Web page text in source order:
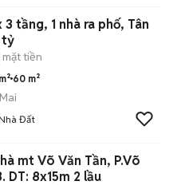
3 tầng, 1 nhà ra phố, Tân
tỷ
tiền
60 m²
Đất
mt Võ Văn Tần, P.Võ
DT: 8x15m 2 lầu